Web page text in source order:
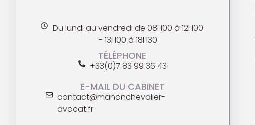
Du lundi au vendredi de 08H00 à 12H00
- 13H00 à 18H30
TÉLÉPHONE
+33(0)7 83 99 36 43
E-MAIL DU CABINET
contact@manonchevalier-
avocat.fr